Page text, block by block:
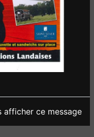
afficher ce message